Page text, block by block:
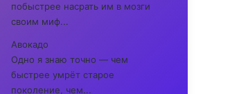
побыстрее насрать им в мозги
своим миф...
Авокадо
Одно я знаю точно — чем
быстрее умрёт старое
поколение, чем...